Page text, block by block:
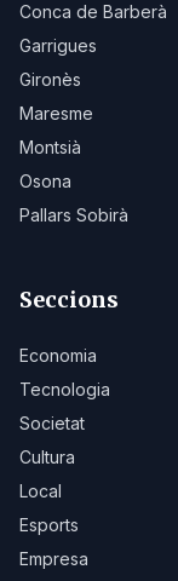
Conca de Barberà
Garrigues
Gironès
Maresme
Montsià
Osona
Pallars Sobirà
Seccions
Economia
Tecnologia
Societat
Cultura
Local
Esports
Empresa